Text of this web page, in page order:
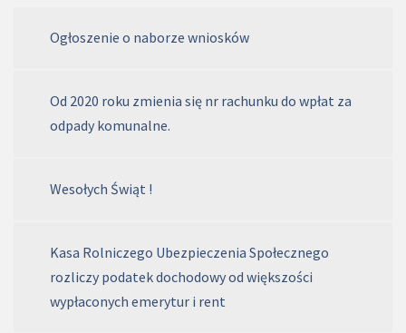
Ogłoszenie o naborze wniosków
Od 2020 roku zmienia się nr rachunku do wpłat za
odpady komunalne.
Wesołych Świąt !
Kasa Rolniczego Ubezpieczenia Społecznego
rozliczy podatek dochodowy od większości
wypłaconych emerytur i rent